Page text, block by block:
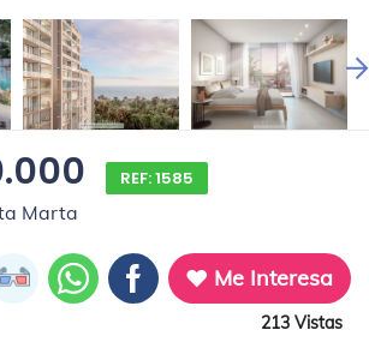
REF: 1585
Marta
Me Interesa
213 Vistas